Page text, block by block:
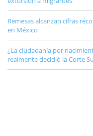
Remesas alcanzan cifras
en México
¿La ciudadanía por
realmente decidió la Corte